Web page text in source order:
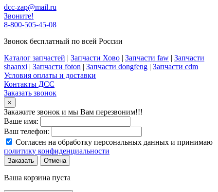
dcc-zap@mail.ru
Звоните!
8-800-505-45-08
Звонок бесплатный по всей России
Каталог запчастей | Запчасти Хово | Запчасти faw | Запчасти
shaanxi | Запчасти foton | Запчасти dongfeng | Запчасти cdm
Условия оплаты и доставки
Контакты ДСС
Заказать звонок
×
Закажите звонок и мы Вам перезвоним!!!
Ваше имя:
Ваш телефон:
Согласен на обработку персональных данных и принимаю
политику конфиденциальности
Заказать Отмена
Ваша корзина пуста